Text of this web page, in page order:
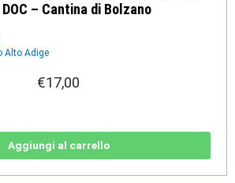
– Cantina di Bolzano
Alto Adige
€17,00
Aggiungi al carrello